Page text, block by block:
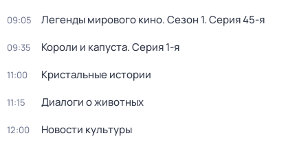
09:05 Легенды мирового кино. Сезон 1. Серия 45-я
09:35 Короли и капуста. Серия 1-я
11:00 Кристальные истории
11:15 Диалоги о животных
12:00 Новости культуры